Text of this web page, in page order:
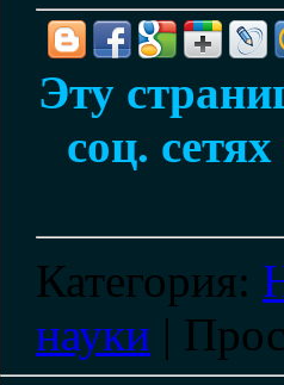
Эту
соц.
Категория:
науки |